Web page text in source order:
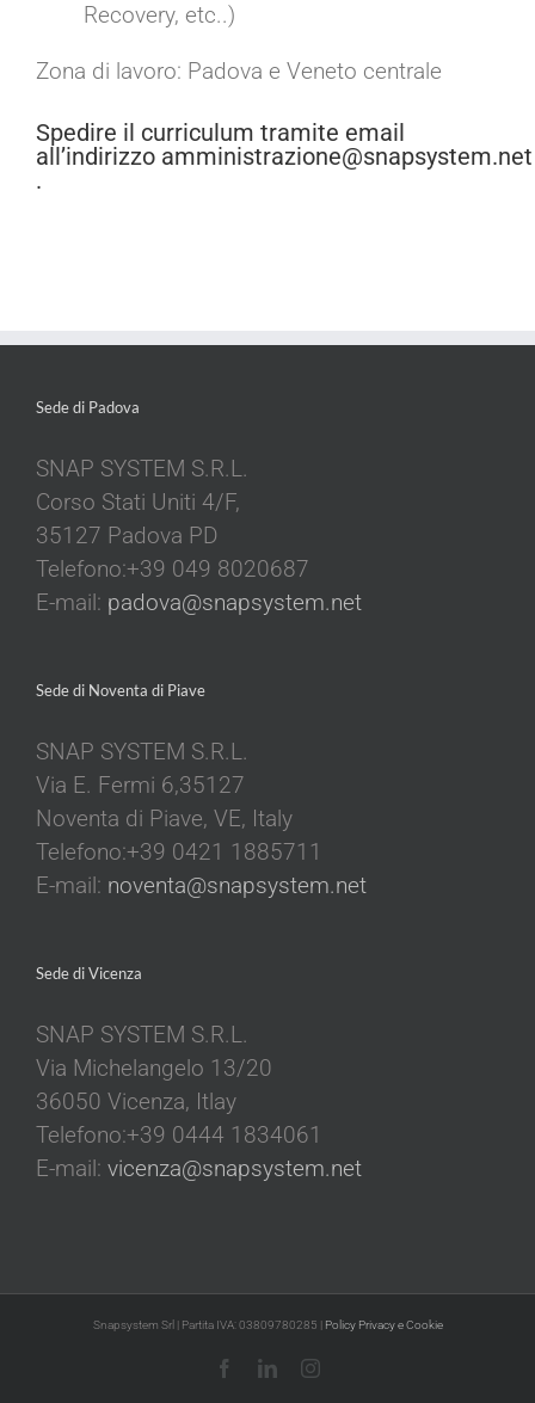
Recovery, etc..)
Zona di lavoro: Padova e Veneto centrale
Spedire il curriculum tramite email
all’indirizzo amministrazione@snapsystem.net
.
Sede di Padova
SNAP SYSTEM S.R.L.
Corso Stati Uniti 4/F,
35127 Padova PD
Telefono:+39 049 8020687
E-mail: padova@snapsystem.net
Sede di Noventa di Piave
SNAP SYSTEM S.R.L.
Via E. Fermi 6,35127
Noventa di Piave, VE, Italy
Telefono:+39 0421 1885711
E-mail: noventa@snapsystem.net
Sede di Vicenza
SNAP SYSTEM S.R.L.
Via Michelangelo 13/20
36050 Vicenza, Itlay
Telefono:+39 0444 1834061
E-mail: vicenza@snapsystem.net
Snapsystem Srl | Partita IVA: 03809780285 | Policy Privacy e Cookie
FacebookLinkedInInstagram